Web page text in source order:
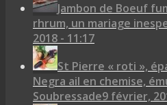
Jambon de Boeuf
rhrum, un mariage
2018 - 11:17
St Pierre « roti »,
Negra ail en chemise,
Soubressade9 février,